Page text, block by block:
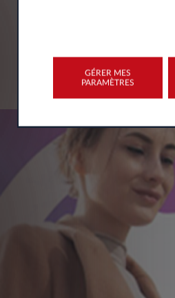
LIRE PLUS
GÉRER MES
PARAMÈTRES